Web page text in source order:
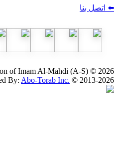
Foundation of Imam Al-
v1.0, Powered By:Abo-Torab Inc.